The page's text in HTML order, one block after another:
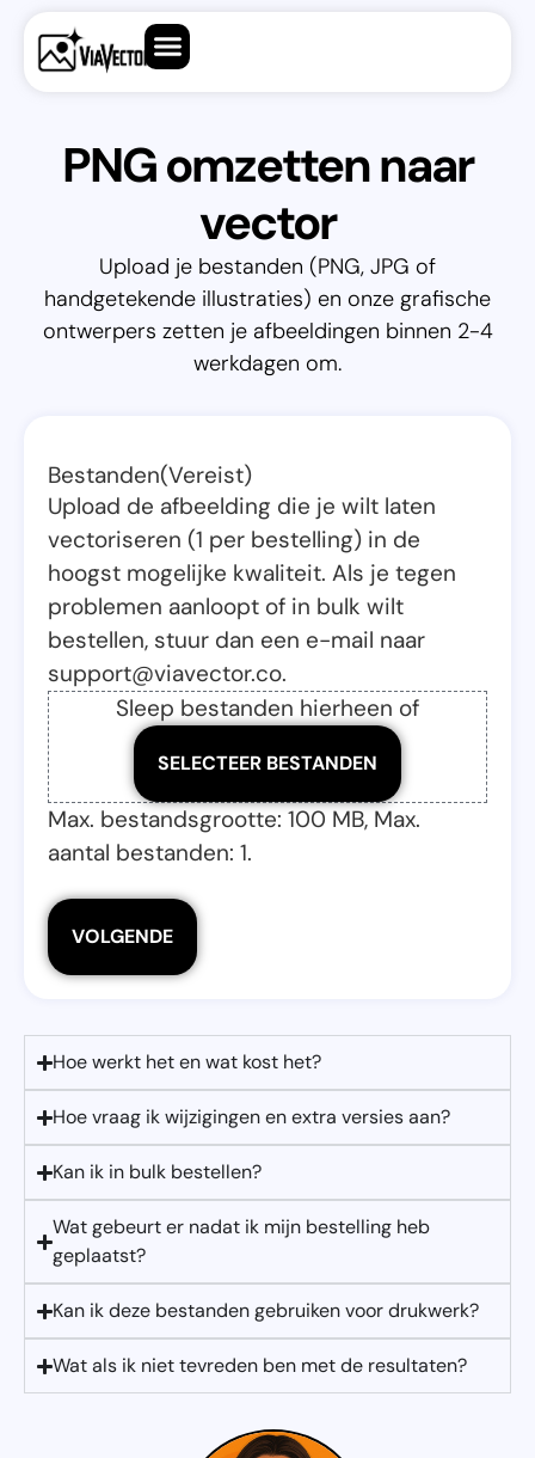
PNG omzetten naar
vector
Upload je bestanden (PNG, JPG of
handgetekende illustraties) en onze grafische
ontwerpers zetten je afbeeldingen binnen 2-4
werkdagen om.
Bestanden(Vereist)
Upload de afbeelding die je wilt laten
vectoriseren (1 per bestelling) in de
hoogst mogelijke kwaliteit. Als je tegen
problemen aanloopt of in bulk wilt
bestellen, stuur dan een e-mail naar
support@viavector.co.
Sleep bestanden hierheen of
SELECTEER BESTANDEN
Max. bestandsgrootte: 100 MB, Max.
aantal bestanden: 1.
Hoe werkt het en wat kost het?
Hoe vraag ik wijzigingen en extra versies aan?
Kan ik in bulk bestellen?
Wat gebeurt er nadat ik mijn bestelling heb
geplaatst?
Kan ik deze bestanden gebruiken voor drukwerk?
Wat als ik niet tevreden ben met de resultaten?